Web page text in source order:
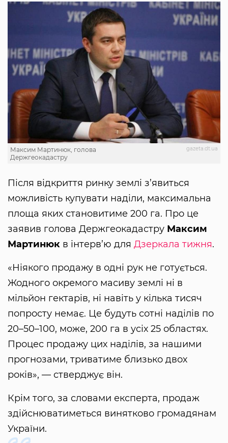
gazeta.dt.ua
Максим Мартинюк, голова
Держгеокадастру
Після відкриття ринку землі з’явиться
можливість купувати наділи, максимальна
площа яких становитиме 200 га. Про це
заявив голова Держгеокадастру Максим
Мартинюк в інтерв’ю для Дзеркала тижня.
«Ніякого продажу в одні рук не готується.
Жодного окремого масиву землі ні в
мільйон гектарів, ні навіть у кілька тисяч
попросту немає. Це будуть сотні наділів по
20–50–100, може, 200 га в усіх 25 областях.
Процес продажу цих наділів, за нашими
прогнозами, триватиме близько двох
років», — стверджує він.
Крім того, за словами експерта, продаж
здійснюватиметься винятково громадянам
України.